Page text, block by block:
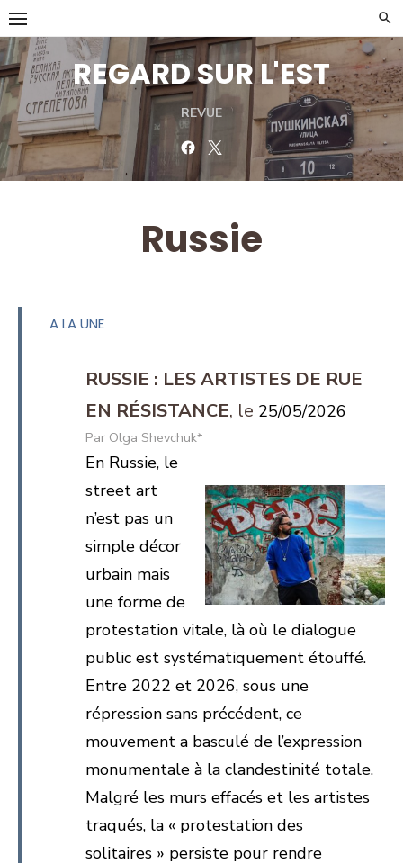
Skip
to
content
REGARD SUR L'EST
REVUE
FacebookTwitter
Russie
A LA UNE
RUSSIE : LES ARTISTES DE RUE
EN RÉSISTANCE
25/05/2026
Olga Shevchuk*
En Russie, le
street art
n’est pas un
simple décor
urbain mais
une forme de
protestation vitale, là où le dialogue
public est systématiquement étouffé.
Entre 2022 et 2026, sous une
répression sans précédent, ce
mouvement a basculé de l’expression
monumentale à la clandestinité totale.
Malgré les murs effacés et les artistes
traqués, la « protestation des
solitaires » persiste pour rendre